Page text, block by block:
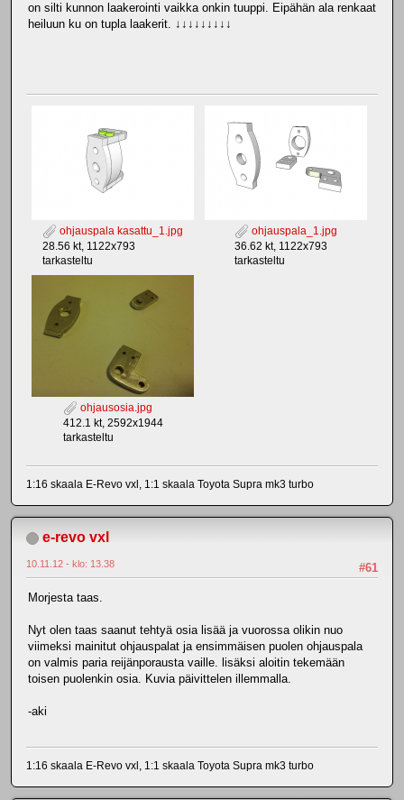
on silti kunnon laakerointi vaikka onkin tuuppi. Eipähän ala renkaat
heiluun ku on tupla laakerit. ↓↓↓↓↓↓↓↓↓
ohjauspala kasattu_1.jpg
28.56 kt, 1122x793
tarkasteltu
ohjauspala_1.jpg
36.62 kt, 1122x793
tarkasteltu
ohjausosia.jpg
412.1 kt, 2592x1944
tarkasteltu
1:16 skaala E-Revo vxl, 1:1 skaala Toyota Supra mk3 turbo
e-revo vxl
#61
10.11.12 - klo: 13.38
Morjesta taas.
Nyt olen taas saanut tehtyä osia lisää ja vuorossa olikin nuo
viimeksi mainitut ohjauspalat ja ensimmäisen puolen ohjauspala
on valmis paria reijänporausta vaille. lisäksi aloitin tekemään
toisen puolenkin osia. Kuvia päivittelen illemmalla.
-aki
1:16 skaala E-Revo vxl, 1:1 skaala Toyota Supra mk3 turbo